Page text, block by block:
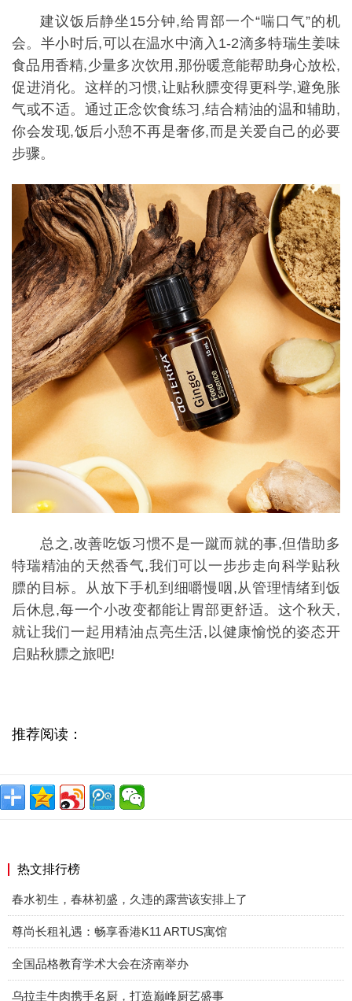
建议饭后静坐15分钟,给胃部一个“喘口气”的机
会。半小时后,可以在温水中滴入1-2滴多特瑞生姜味
食品用香精,少量多次饮用,那份暖意能帮助身心放松,
促进消化。这样的习惯,让贴秋膘变得更科学,避免胀
气或不适。通过正念饮食练习,结合精油的温和辅助,
你会发现,饭后小憩不再是奢侈,而是关爱自己的必要
步骤。
总之,改善吃饭习惯不是一蹴而就的事,但借助多
特瑞精油的天然香气,我们可以一步步走向科学贴秋
膘的目标。从放下手机到细嚼慢咽,从管理情绪到饭
后休息,每一个小改变都能让胃部更舒适。这个秋天,
就让我们一起用精油点亮生活,以健康愉悦的姿态开
启贴秋膘之旅吧!
推荐阅读：
热文排行榜
春水初生，春林初盛，久违的露营该安排上了
尊尚长租礼遇：畅享香港K11 ARTUS寓馆
全国品格教育学术大会在济南举办
乌拉圭牛肉携手名厨，打造巅峰厨艺盛事